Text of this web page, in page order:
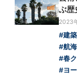
ぶ歴
2023
#建
#航
#春
#ヨ